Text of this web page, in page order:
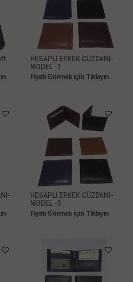
HESAPLI ERKEK CÜZDANI-
MODEL -1
Fiyatı Görmek için Tıklayın
HESAPLI ERKEK CÜZDANI-
MODEL -3
Fiyatı Görmek için Tıklayın